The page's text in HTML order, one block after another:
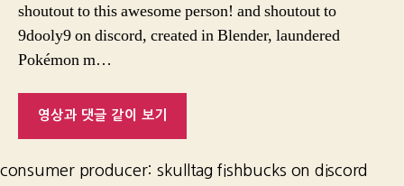
shoutout to this awesome person! and shoutout to
9dooly9 on discord, created in Blender, laundered
Pokémon m…
영상과 댓글 같이 보기
consumer producer: skulltag fishbucks on discord